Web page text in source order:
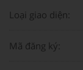
Loại giao diện:
Mã đăng ký: